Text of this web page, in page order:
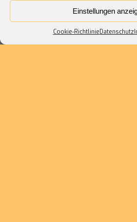
Einstellungen
Cookie-RichtlinieDatenschutz